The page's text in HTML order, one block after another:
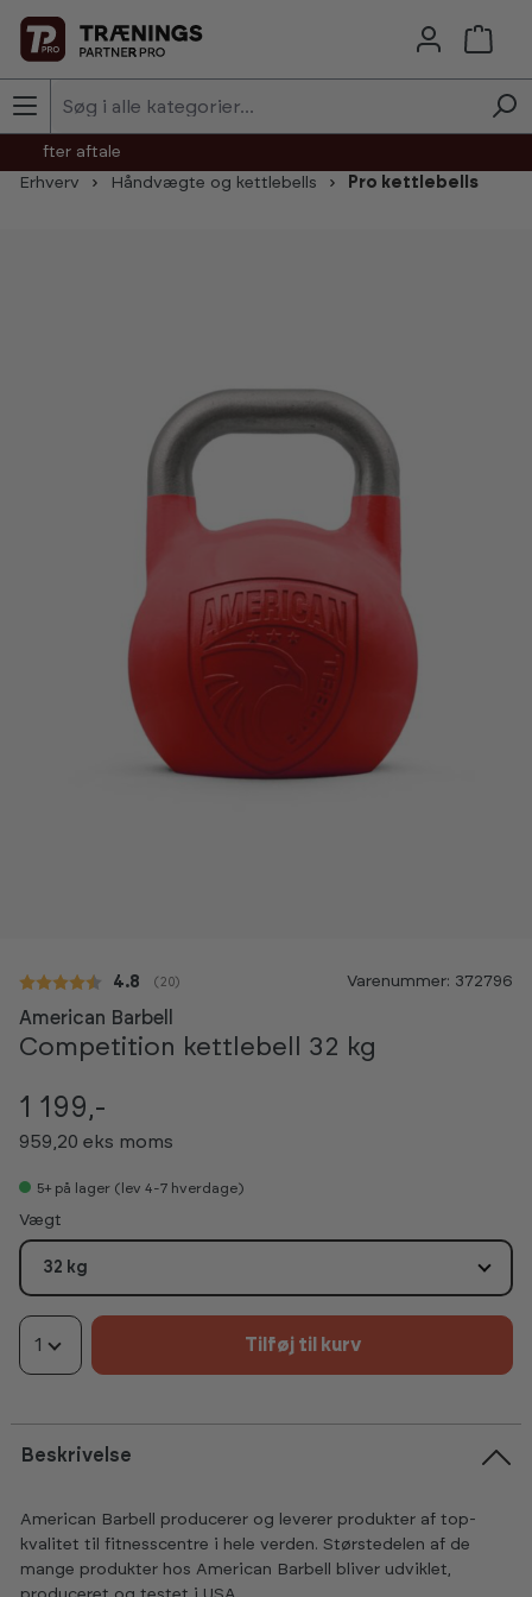
Skip to main content
efter aftale
Erhverv
Håndvægte og kettlebells Pro kettlebells
Gennemsnitlig vurdering:
4.8 ( stemmer:
20) Varenummer: 372796
American Barbell
Competition kettlebell 32 kg
1 199,-
959,20 eks moms
5+ på lager (lev 4-7 hverdage)
Vælg
Vægt
32 kg
1 Tilføj til kurv
Beskrivelse
American Barbell producerer og leverer produkter af top-
kvalitet til fitnesscentre i hele verden. Størstedelen af de
mange produkter hos American Barbell bliver udviklet,